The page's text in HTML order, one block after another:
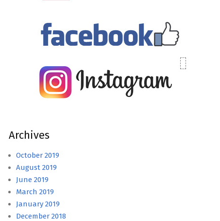
Archives
October 2019
August 2019
June 2019
March 2019
January 2019
December 2018